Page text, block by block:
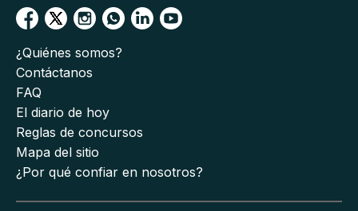
¿Quiénes somos?
Contáctanos
FAQ
El diario de hoy
Reglas de concursos
Mapa del sitio
¿Por qué confiar en nosotros?